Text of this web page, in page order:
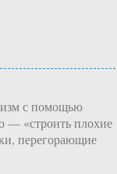
с помощью
— «строить плохие
перегорающие